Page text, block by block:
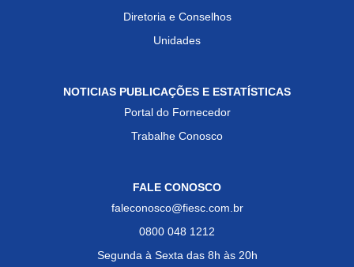
Diretoria e Conselhos
Unidades
NOTICIAS PUBLICAÇÕES E ESTATÍSTICAS
Portal do Fornecedor
Trabalhe Conosco
FALE CONOSCO
faleconosco@fiesc.com.br
0800 048 1212
Segunda à Sexta das 8h às 20h